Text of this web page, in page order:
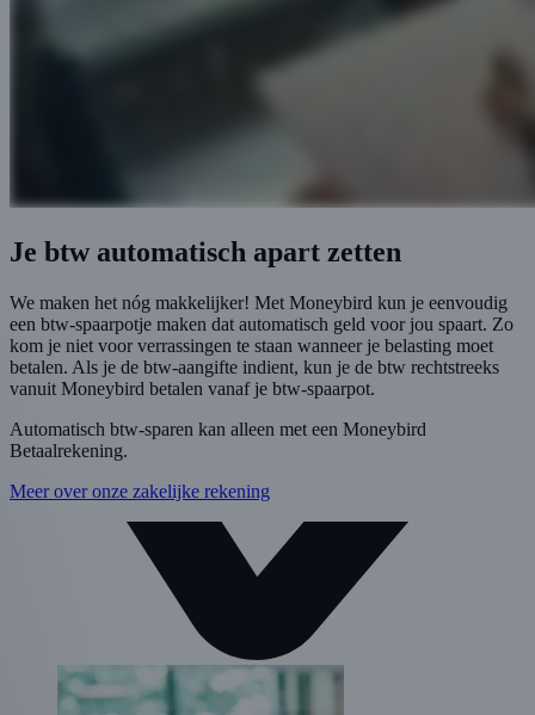
Je btw automatisch apart zetten
We maken het nóg makkelijker! Met Moneybird kun je eenvoudig
een btw-spaarpotje maken dat automatisch geld voor jou spaart. Zo
kom je niet voor verrassingen te staan wanneer je belasting moet
betalen. Als je de btw-aangifte indient, kun je de btw rechtstreeks
vanuit Moneybird betalen vanaf je btw-spaarpot.
Automatisch btw-sparen kan alleen met een Moneybird
Betaalrekening.
Meer over onze zakelijke rekening